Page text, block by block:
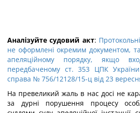
Аналізуйте судовий акт:
не оформлені окремим документом,
апеляційному порядку, якщо
передбаченому ст. 353 ЦПК
справа № 756/12128/15-ц від 23
На превеликий жаль в нас досі не
за дурні порушення процесу